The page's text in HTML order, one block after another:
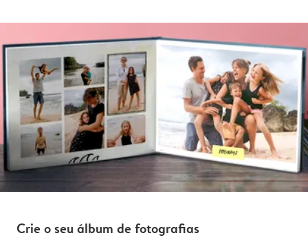
Crie o seu álbum de fotografias